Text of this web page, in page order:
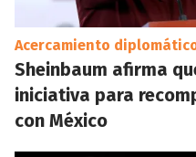
Acercamiento
Sheinbaum afirma
iniciativa para
con México